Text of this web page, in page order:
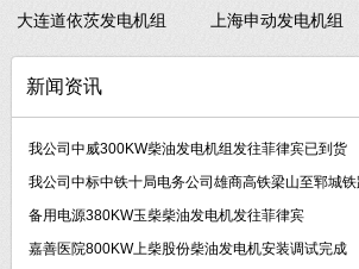
大连道依茨发电机组
上海申动发电机组
新闻资讯
我公司中威300KW柴油发电机组发往菲律宾已到货
我公司中标中铁十局电务公司雄商高铁梁山至郓城
备用电源380KW玉柴柴油发电机发往菲律宾
嘉善医院800KW上柴股份柴油发电机安装调试完成